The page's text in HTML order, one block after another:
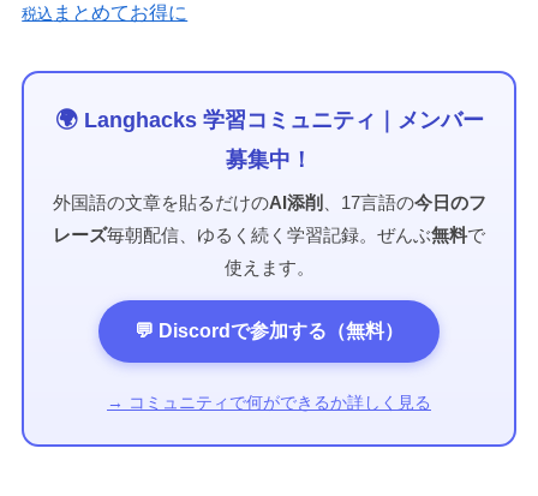
税込 まとめてお得に
🌍 Langhacks 学習コミュニティ｜メンバー
募集中！
外国語の文章を貼るだけのAI添削 、17言語の今日のフ
レーズ毎朝配信、ゆるく続く学習記録。ぜんぶ無料で
使えます。
💬 Discordで参加する（無料）
→ コミュニティで何ができるか詳しく見る